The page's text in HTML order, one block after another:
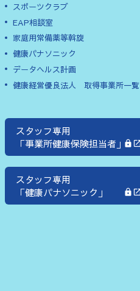
スポーツクラブ
EAP相談室
家庭用常備薬等斡旋
健康パナソニック
データヘルス計画
健康経営優良法人 取得事業所一覧
スタッフ専用
「事業所健康保険担当者」
スタッフ専用
「健康パナソニック」